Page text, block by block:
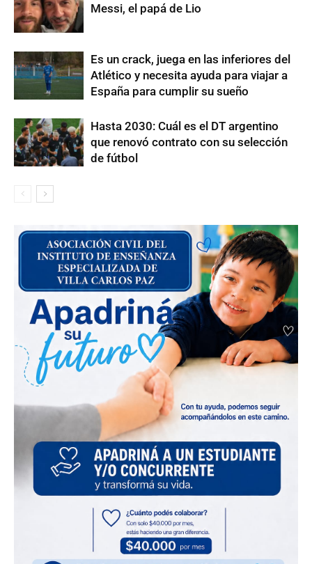
Messi, el papá de Lio
Es un crack, juega en las inferiores del
Atlético y necesita ayuda para viajar a
España para cumplir su sueño
Hasta 2030: Cuál es el DT argentino
que renovó contrato con su selección
de fútbol